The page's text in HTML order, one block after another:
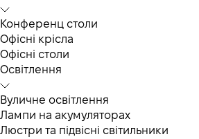
Конференц столи
Офісні крісла
Офісні столи
Освітлення
Вуличне освітлення
Лампи на акумуляторах
Люстри та підвісні світильники